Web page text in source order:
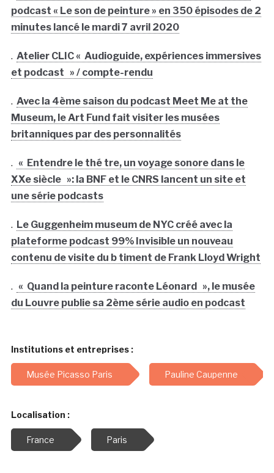
podcast « Le son de peinture » en 350 épisodes de 2
minutes lancé le mardi 7 avril 2020
. Atelier CLIC « Audioguide, expériences immersives
et podcast » / compte-rendu
. Avec la 4ème saison du podcast Meet Me at the
Museum, le Art Fund fait visiter les musées
britanniques par des personnalités
. « Entendre le thé tre, un voyage sonore dans le
XXe siècle »: la BNF et le CNRS lancent un site et
une série podcasts
. Le Guggenheim museum de NYC créé avec la
plateforme podcast 99% Invisible un nouveau
contenu de visite du b timent de Frank Lloyd Wright
. « Quand la peinture raconte Léonard », le musée
du Louvre publie sa 2ème série audio en podcast
Institutions et entreprises :
Musée Picasso Paris Pauline Caupenne
Localisation :
France Paris